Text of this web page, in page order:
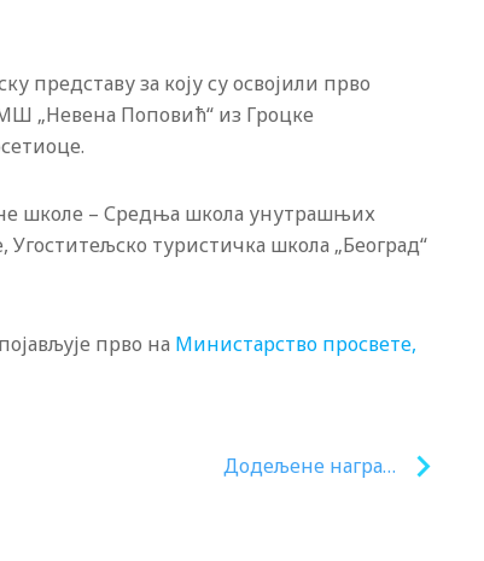
представу за коју су освојили прво
„Невена Поповић“ из Гроцке
школе – Средња школа унутрашњих
туристичка школа „Београд“
прво на Министарство просвете,
Додељене награде